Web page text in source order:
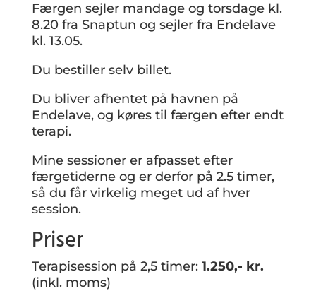
Færgen sejler mandage og torsdage kl.
8.20 fra Snaptun og sejler fra Endelave
kl. 13.05.
Du bestiller selv billet.
Du bliver afhentet på havnen på
Endelave, og køres til færgen efter endt
terapi.
Mine sessioner er afpasset efter
færgetiderne og er derfor på 2.5 timer,
så du får virkelig meget ud af hver
session.
Priser
Terapisession på 2,5 timer:1.250,- kr.
(inkl. moms)